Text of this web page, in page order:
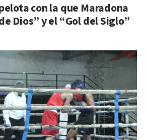
con la que Maradona
Dios” y el “Gol del Siglo”